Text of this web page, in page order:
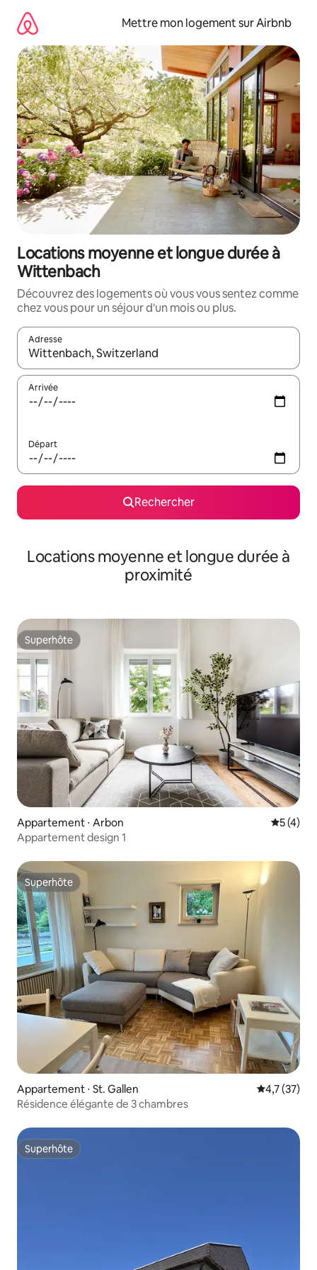
directement
contenu
Mettre mon logement sur Airbnb
Locations moyenne et longue durée à
Wittenbach
Découvrez des logements où vous vous sentez comme
chez vous pour un séjour d'un mois ou plus.
Adresse
Lorsque les résultats s'affichent, utilisez les flèches vers le
Arrivée
Départ
Rechercher
Locations moyenne et longue durée à
proximité
Superhôte
Superhôte
Appartement ⋅ Arbon
5 (4)
Appartement design 1
Superhôte
Superhôte
Appartement ⋅ St. Gallen Évaluation
4,7 (37)
Résidence élégante de 3 chambres
Superhôte
Superhôte